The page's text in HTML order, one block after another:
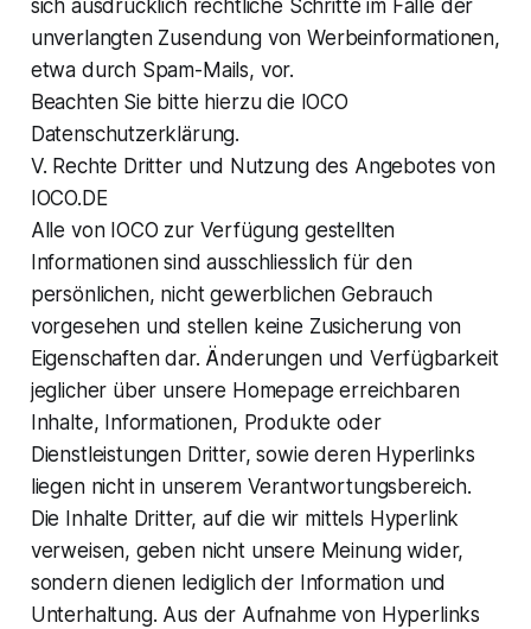
sich ausdrücklich rechtliche Schritte im Falle der
unverlangten Zusendung von Werbeinformationen,
etwa durch Spam-Mails, vor.
Beachten Sie bitte hierzu die IOCO
Datenschutzerklärung.
V. Rechte Dritter und Nutzung des Angebotes von
IOCO.DE
Alle von IOCO zur Verfügung gestellten
Informationen sind ausschliesslich für den
persönlichen, nicht gewerblichen Gebrauch
vorgesehen und stellen keine Zusicherung von
Eigenschaften dar. Änderungen und Verfügbarkeit
jeglicher über unsere Homepage erreichbaren
Inhalte, Informationen, Produkte oder
Dienstleistungen Dritter, sowie deren Hyperlinks
liegen nicht in unserem Verantwortungsbereich.
Die Inhalte Dritter, auf die wir mittels Hyperlink
verweisen, geben nicht unsere Meinung wider,
sondern dienen lediglich der Information und
Unterhaltung. Aus der Aufnahme von Hyperlinks